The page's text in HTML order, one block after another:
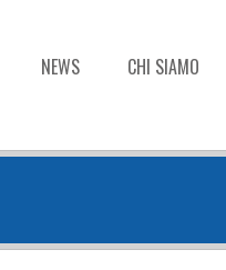
NEWS CHI SIAMO